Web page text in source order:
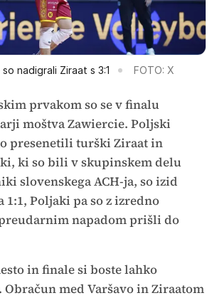
nadigrali Ziraat s 3:1 FOTO: X
prvakom so se v finalu
moštva Zawiercie. Poljski
presenetili turški Ziraat in
ki so bili v skupinskem delu
slovenskega ACH-ja, so izid
Poljaki pa so z izredno
napadom prišli do
in finale si boste lahko
Obračun med Varšavo in Ziraatom